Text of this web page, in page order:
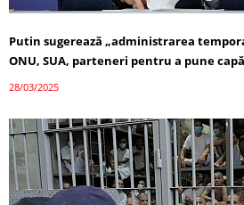
Putin sugerează „administrarea
ONU, SUA, parteneri pentru a pune
28/03/2025